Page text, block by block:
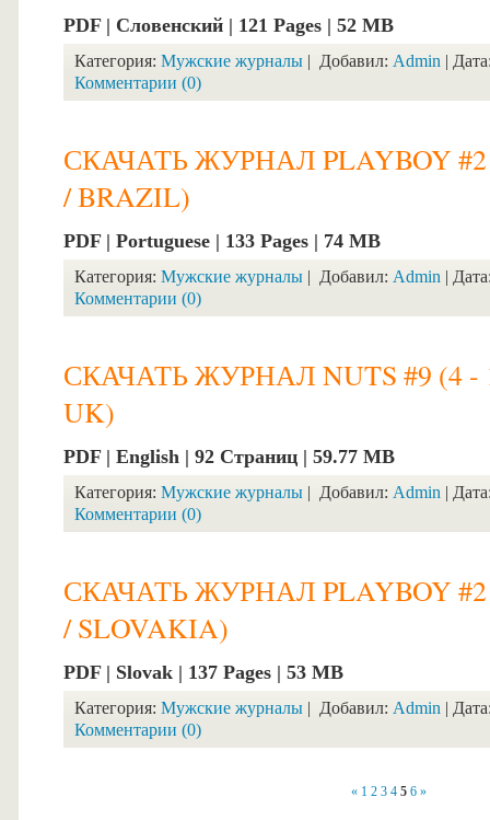
PDF | Словенский | 121 Pages | 52 MB
Категория: Мужские журналы | Добавил: Admin |
Комментарии (0)
СКАЧАТЬ ЖУРНАЛ PLAYBOY #2
/ BRAZIL)
PDF | Portuguese | 133 Pages | 74 MB
Категория: Мужские журналы | Добавил: Admin |
Комментарии (0)
СКАЧАТЬ ЖУРНАЛ NUTS #9 (4 -
UK)
PDF | English | 92 Страниц | 59.77 MB
Категория: Мужские журналы | Добавил: Admin |
Комментарии (0)
СКАЧАТЬ ЖУРНАЛ PLAYBOY #2
/ SLOVAKIA)
PDF | Slovak | 137 Pages | 53 MB
Категория: Мужские журналы | Добавил: Admin |
Комментарии (0)
« 1 2 3 4 5 6 »